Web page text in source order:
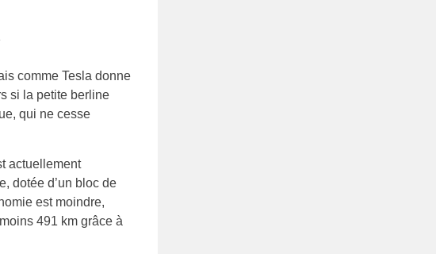
comme Tesla donne
si la petite berline
qui ne cesse
actuellement
dotée d’un bloc de
est moindre,
491 km grâce à